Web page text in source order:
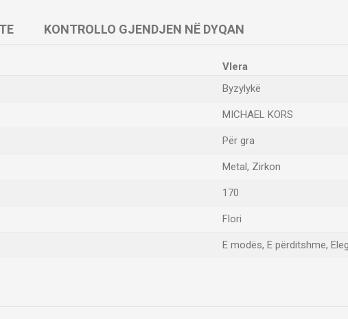
KONTROLLO GJENDJEN NË DYQAN
Vlera
Byzylykë
MICHAEL KORS
Për gra
Metal, Zirkon
170
Flori
E modës, E përditshme,